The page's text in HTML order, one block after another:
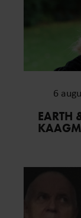
6
EARTH